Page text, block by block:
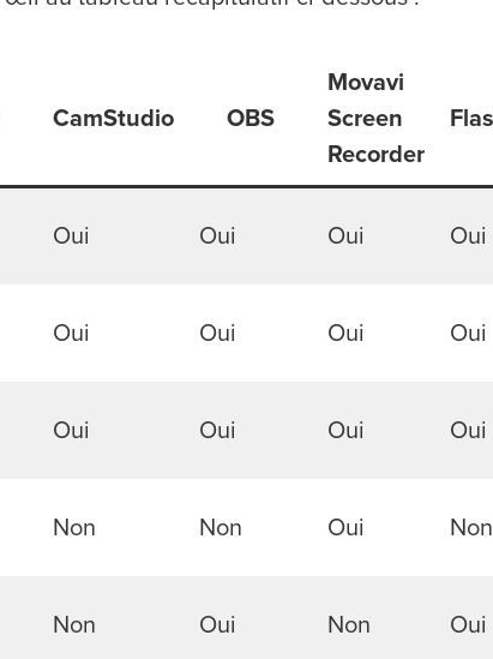
CamStudio OBS
Movavi
Screen
Recorder
Oui Oui Oui Oui
Oui Oui Oui Oui
Oui Oui Oui Oui
Non Non Oui Non
Non Oui Non Oui